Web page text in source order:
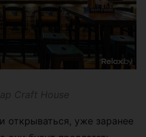
Craft House
открываться, уже заранее